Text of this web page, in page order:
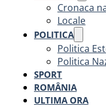
Cronaca
Locale
POLITICA
Politica
Politica
SPORT
ROMÂNIA
ULTIMA ORA